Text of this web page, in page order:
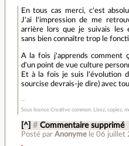
En tous cas merci, c'est
J'ai l'impression de me
arrière lors que je suivais les
sans bien connaître trop le
A la fois j'apprends comment
d'un point de vue culture
Et à la fois je suis l'évolution
sourcise devrais-je dire) avec
Sous licence Creative common. Lisez, copiez,
[^] # Commentaire supprimé
Posté parAnonyme le 06 juillet